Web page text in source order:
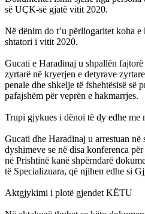
së UÇK-së gjatë vitit 2020.
Në dënim do t’u përllogaritet koha e
shtatori i vitit 2020.
Gucati e Haradinaj u shpallën
zyrtarë në kryerjen e detyrave
penale dhe shkelje të fshehtësisë së
pafajshëm për veprën e hakmarrjes.
Trupi gjykues i dënoi të dy edhe me
Gucati dhe Haradinaj u arrestuan në
dyshimeve se në disa konferenca
në Prishtinë kanë shpërndarë
të Specializuara, që njihen edhe si
Aktgjykimi i plotë gjendet KËTU